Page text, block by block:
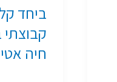
ביחד
חיה
יותר:
הצצה
לתהליך